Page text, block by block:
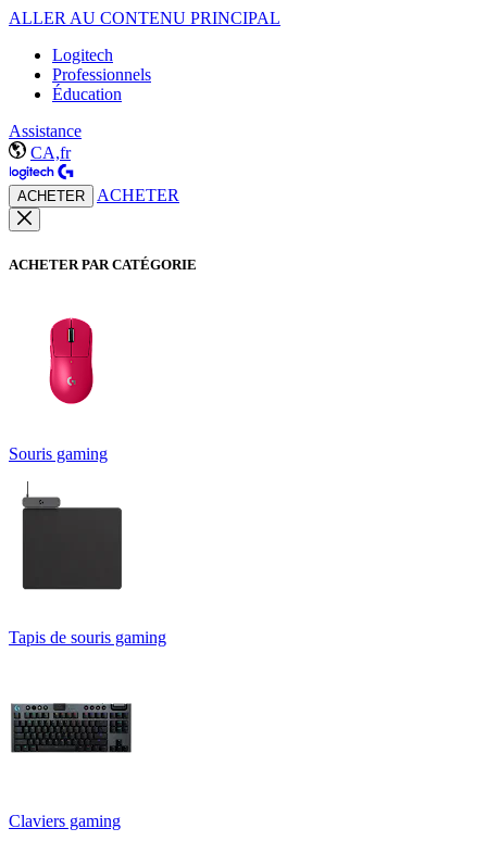
ALLER AU CONTENU PRINCIPAL
Logitech
Professionnels
Éducation
Assistance
CA,fr
ACHETER ACHETER
ACHETER PAR CATÉGORIE
Souris gaming
Tapis de souris gaming
Claviers gaming